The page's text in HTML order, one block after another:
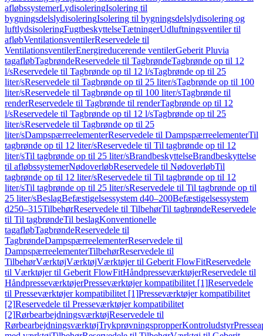
afløbssystemerLydisoleringIsolering til
bygningsdelslydisoleringIsolering til bygningsdelslydisolering og
luftlydsisoleringFugtbeskyttelseTætningerUdluftningsventiler til
afløbVentilationsventilerReservedele til
VentilationsventilerEnergireducerende ventilerGeberit Pluvia
tagafløbTagbrøndeReservedele til TagbrøndeTagbrønde op til 12
l/sReservedele til Tagbrønde op til 12 l/sTagbrønde op til 25
liter/sReservedele til Tagbrønde op til 25 liter/sTagbrønde op til 100
liter/sReservedele til Tagbrønde op til 100 liter/sTagbrønde til
renderReservedele til Tagbrønde til renderTagbrønde op til 12
l/sReservedele til Tagbrønde op til 12 l/sTagbrønde op til 25
liter/sReservedele til Tagbrønde op til 25
liter/sDampspærreelementerReservedele til DampspærreelementerTil
tagbrønde op til 12 liter/sReservedele til Til tagbrønde op til 12
liter/sTil tagbrønde op til 25 liter/sBrandbeskyttelseBrandbeskyttelse
til afløbssystemerNødoverløbReservedele til NødoverløbTil
tagbrønde op til 12 liter/sReservedele til Til tagbrønde op til 12
liter/sTil tagbrønde op til 25 liter/sReservedele til Til tagbrønde op til
25 liter/sBeslagBefæstigelsessystem d40–200Befæstigelsessystem
d250–315TilbehørReservedele til TilbehørTil tagbrøndeReservedele
til Til tagbrøndeTil beslagKonventionelle
tagafløbTagbrøndeReservedele til
TagbrøndeDampspærreelementerReservedele til
DampspærreelementerTilbehørReservedele til
TilbehørVærktøjVærktøjVærktøjer til Geberit FlowFitReservedele
til Værktøjer til Geberit FlowFitHåndpresseværktøjerReservedele til
HåndpresseværktøjerPresseværktøjer kompatibilitet [1]Reservedele
til Presseværktøjer kompatibilitet [1]Presseværktøjer kompatibilitet
[2]Reservedele til Presseværktøjer kompatibilitet
[2]RørbearbejdningsværktøjReservedele til
RørbearbejdningsværktøjTrykprøvningspropperKontroludstyr